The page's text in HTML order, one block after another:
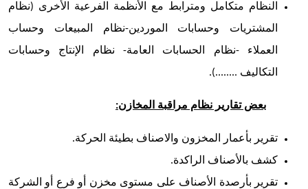
النظام متكامل ومترابط مع الأنظمة الفرعية الأخرى (نظام
المشتريات وحسابات الموردين-نظام المبيعات وحساب
العملاء -نظام الحسابات العامة- نظام الإنتاج وحسابات
التكاليف ........).
بعض تقارير نظام مراقبة المخازن:
تقرير بأعمار المخزون والاصناف بطيئة الحركة.
كشف بالأصناف الراكدة.
تقرير بأرصدة الأصناف على مستوى مخزن أو فرع أو الشركة